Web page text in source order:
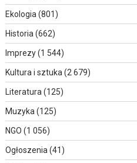
Ekologia (801)
Historia (662)
Imprezy(1 544)
Kultura i sztuka (2 679)
Literatura (125)
Muzyka (125)
NGO (1 056)
Ogłoszenia (41)